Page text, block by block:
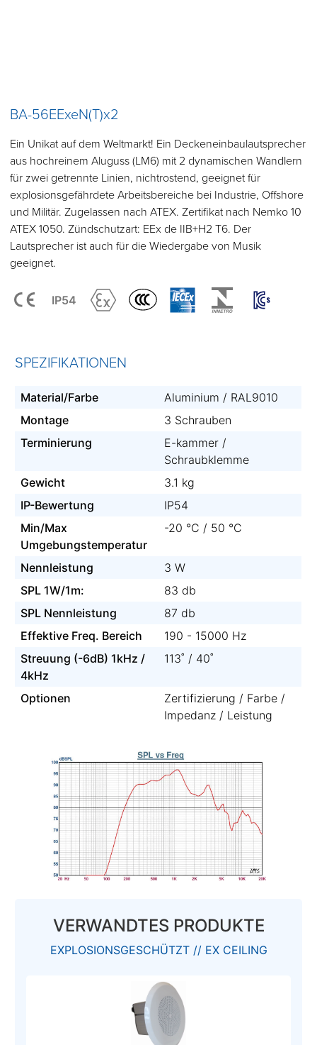
BA-56EExeN(T)x2
Ein Unikat auf dem Weltmarkt! Ein Deckeneinbaulautsprecher
aus hochreinem Aluguss (LM6) mit 2 dynamischen Wandlern
für zwei getrennte Linien, nichtrostend, geeignet für
explosionsgefährdete Arbeitsbereiche bei Industrie, Offshore
und Militär. Zugelassen nach ATEX. Zertifikat nach Nemko 10
ATEX 1050. Zündschutzart: EEx de IIB+H2 T6. Der
Lautsprecher ist auch für die Wiedergabe von Musik
geeignet.
IP54
VERWANDTES PRODUKTE
EXPLOSIONSGESCHÜTZT // EX CEILING
SPEZIFIKATIONEN
Material/Farbe
Aluminium / RAL9010
Montage
3 Schrauben
Terminierung
E-kammer /
Schraubklemme
Gewicht
3.1 kg
IP-Bewertung
IP54
Min/Max
Umgebungstemperatur
-20 °C / 50 °C
Nennleistung
3 W
SPL 1W/1m:
83 db
SPL Nennleistung
87 db
Effektive Freq. Bereich
190 - 15000 Hz
Streuung (-6dB) 1kHz /
4kHz
113˚ / 40˚
Optionen
Zertifizierung / Farbe /
Impedanz / Leistung